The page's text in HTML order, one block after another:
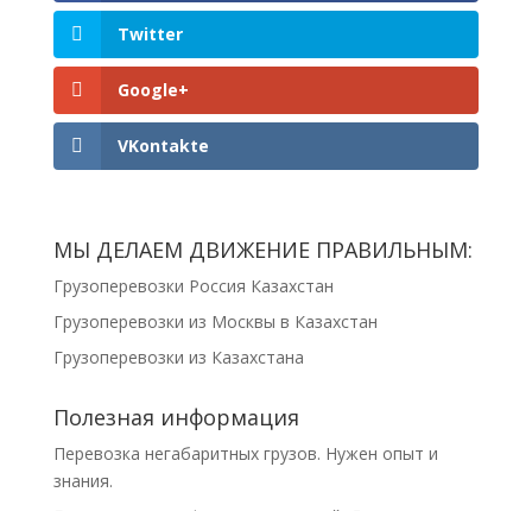
Twitter
Google+
VKontakte
МЫ ДЕЛАЕМ ДВИЖЕНИЕ ПРАВИЛЬНЫМ:
Грузоперевозки Россия Казахстан
Грузоперевозки из Москвы в Казахстан
Грузоперевозки из Казахстана
Полезная информация
Перевозка негабаритных грузов. Нужен опыт и
знания.